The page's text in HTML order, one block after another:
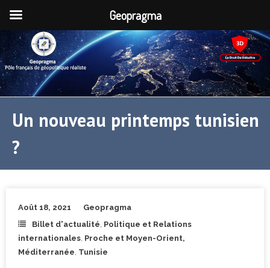
Un nouveau printemps tunisien
?
Août 18, 2021
Geopragma
Billet d'actualité Politique et Relations
internationales Proche et Moyen-Orient,
Méditerranée Tunisie
Geopragma